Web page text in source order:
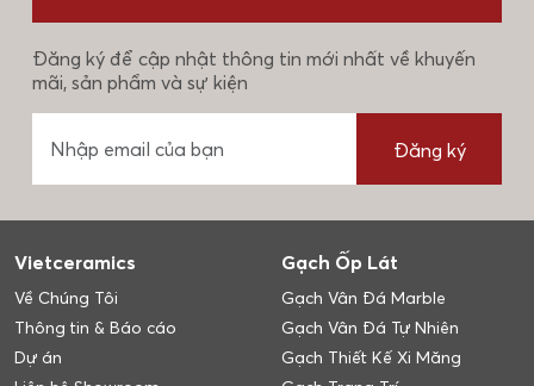
Đăng ký để cập nhật thông tin mới nhất về khuyến
mãi, sản phẩm và sự kiện
Đăng ký
Vietceramics
Về Chúng Tôi
Thông tin & Báo cáo
Dự án
Gạch Ốp Lát
Gạch Vân Đá Marble
Gạch Vân Đá Tự Nhiên
Gạch Thiết Kế Xi Măng